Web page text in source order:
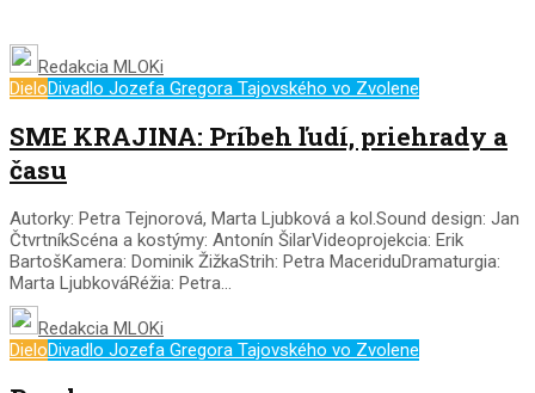
Redakcia MLOKi
DieloDivadlo Jozefa Gregora Tajovského vo Zvolene
SME KRAJINA: Príbeh ľudí, priehrady a
času
Autorky: Petra Tejnorová, Marta Ljubková a kol.Sound design: Jan
ČtvrtníkScéna a kostýmy: Antonín ŠilarVideoprojekcia: Erik
BartošKamera: Dominik ŽižkaStrih: Petra MaceriduDramaturgia:
Marta LjubkováRéžia: Petra...
Redakcia MLOKi
DieloDivadlo Jozefa Gregora Tajovského vo Zvolene